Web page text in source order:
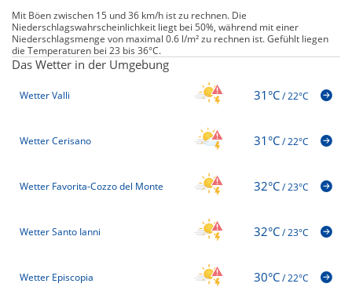
Mit Böen zwischen 15 und 36 km/h ist zu rechnen. Die
Niederschlagswahrscheinlichkeit liegt bei 50%, während mit einer
Niederschlagsmenge von maximal 0.6 l/m² zu rechnen ist. Gefühlt liegen
die Temperaturen bei 23 bis 36°C.
Das Wetter in der Umgebung
Wetter Valli 31°C/22°C
Wetter Cerisano 31°C/22°C
Wetter Favorita-Cozzo del Monte 32°C/23°C
Wetter Santo Ianni 32°C/23°C
Wetter Episcopia 30°C/22°C